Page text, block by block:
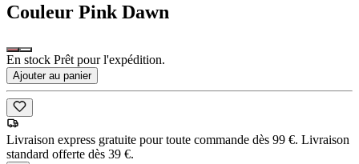
Couleur Pink Dawn
En stock Prêt pour l'expédition.
Ajouter au panier
Livraison express gratuite pour toute commande dès 99 €. Livraison
standard offerte dès 39 €.